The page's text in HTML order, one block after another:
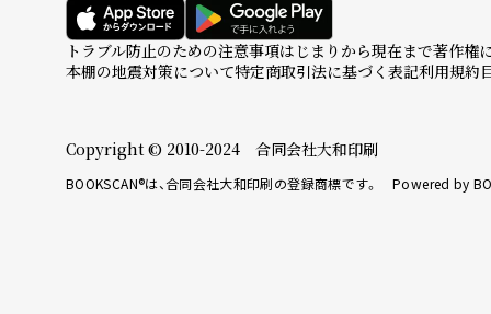
トラブル防止のための注意事項はじまりから現在まで著作権
本棚の地震対策について特定商取引法に基づく表記利用規約
Copyright © 2010-2024 合同会社大和印刷
BOOKSCAN®は、合同会社大和印刷の登録商標です。 Powered by